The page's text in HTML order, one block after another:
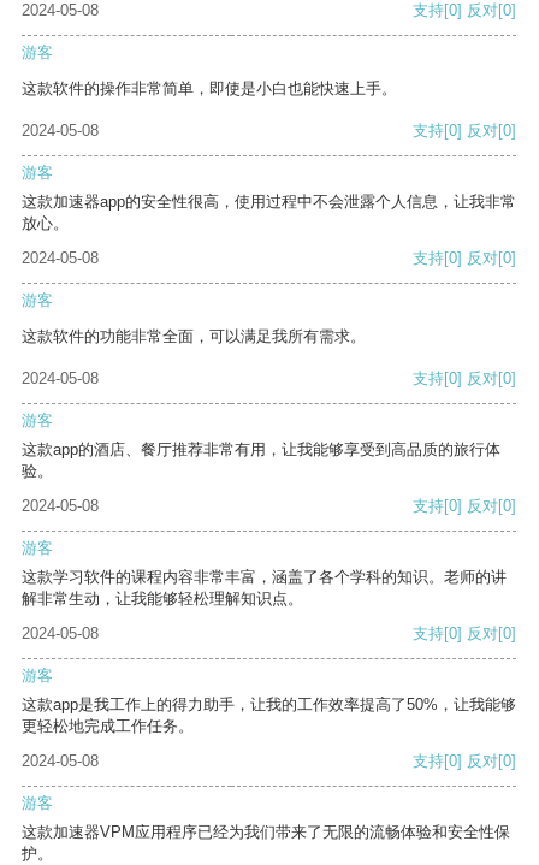
2024-05-08 支持[0] 反对[0]
游客
这款软件的操作非常简单，即使是小白也能快速上手。
2024-05-08 支持[0] 反对[0]
游客
这款加速器app的安全性很高，使用过程中不会泄露个人信息，让我非常
放心。
2024-05-08
支持[0] 反对[0]
游客
这款软件的功能非常全面，可以满足我所有需求。
2024-05-08 支持[0] 反对[0]
游客
这款app的酒店、餐厅推荐非常有用，让我能够享受到高品质的旅行体
验。
2024-05-08
支持[0] 反对[0]
游客
这款学习软件的课程内容非常丰富，涵盖了各个学科的知识。老师的讲
解非常生动，让我能够轻松理解知识点。
2024-05-08
支持[0] 反对[0]
游客
这款app是我工作上的得力助手，让我的工作效率提高了50%，让我能够
更轻松地完成工作任务。
2024-05-08
支持[0] 反对[0]
游客
这款加速器VPM应用程序已经为我们带来了无限的流畅体验和安全性保
护。